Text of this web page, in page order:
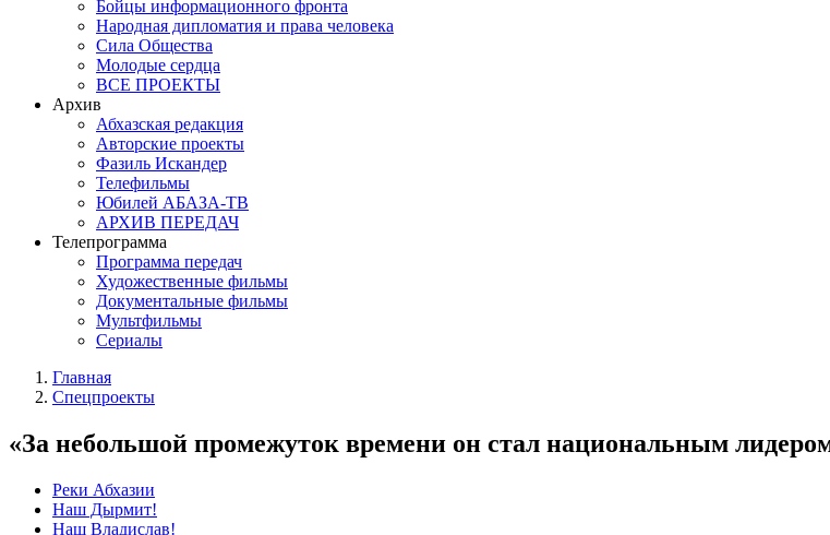
Бойцы информационного фронта
Народная дипломатия и права человека
Сила Общества
Молодые сердца
ВСЕ ПРОЕКТЫ
Архив
Абхазская редакция
Авторские проекты
Фазиль Искандер
Телефильмы
Юбилей АБАЗА-ТВ
АРХИВ ПЕРЕДАЧ
Телепрограмма
Программа передач
Художественные фильмы
Документальные фильмы
Мультфильмы
Сериалы
Главная
Спецпроекты
«За небольшой промежуток времени он стал национальным
Реки Абхазии
Наш Дырмит!
Наш Владислав!